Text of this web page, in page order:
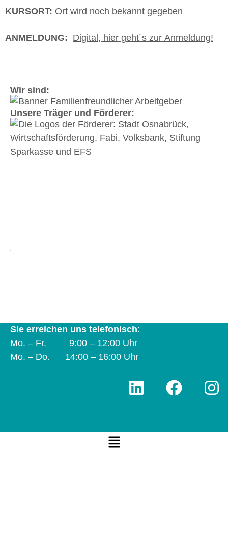
KURSORT: Ort wird noch bekannt gegeben
ANMELDUNG: Digital, hier geht´s zur Anmeldung!
Wir sind:
Unsere Träger und Förderer:
Sie erreichen uns telefonisch:
Mo. – Fr. 9:00 – 12:00 Uhr
Mo. – Do. 14:00 – 16:00 Uhr